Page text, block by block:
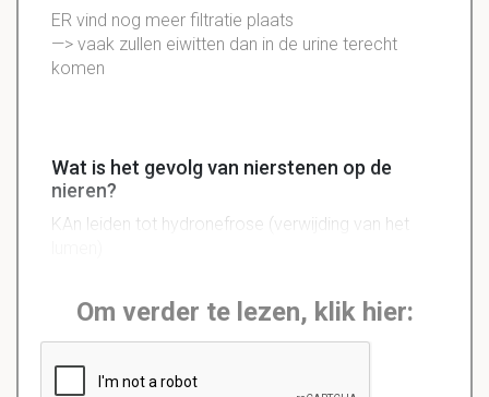
ER vind nog meer filtratie plaats
—> vaak zullen eiwitten dan in de urine terecht
komen
Wat is het gevolg van nierstenen op de
nieren?
KAn leiden tot hydronefrose ( verwijding van het
Om verder te lezen, klik hier: